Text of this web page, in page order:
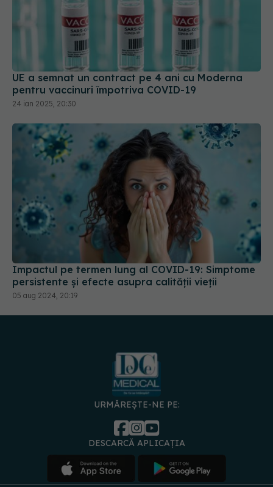
UE a semnat un contract pe 4 ani cu Moderna
pentru vaccinuri împotriva COVID-19
24 ian 2025, 20:30
Impactul pe termen lung al COVID-19: Simptome
persistente și efecte asupra calității vieții
URMĂREȘTE-NE PE:
DESCARCĂ APLICAȚIA
specialiști
Politica de
Cookies
Gestionați
preferințele
Contact